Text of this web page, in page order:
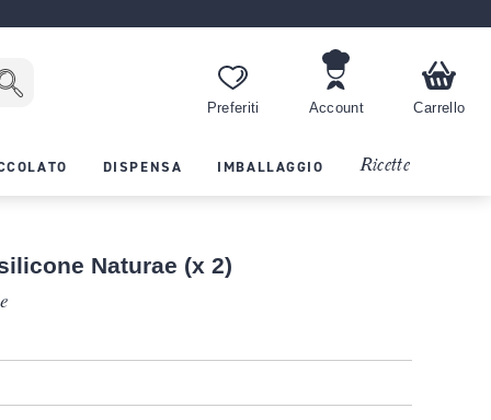
Preferiti Account Carrello
DISPENSA IMBALLAGGIO Ricette
Naturae (x 2)